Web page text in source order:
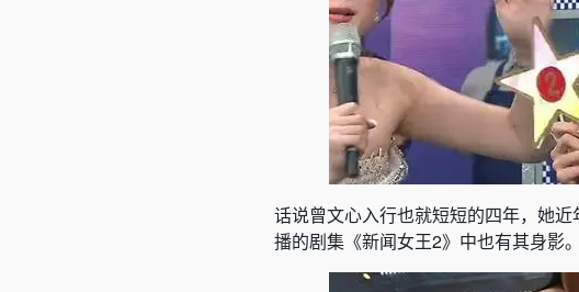
话说曾文心入行也就短短的四年，她
播的剧集《新闻女王2》中也有其身影。